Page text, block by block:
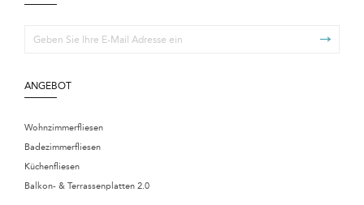
ANGEBOT
Wohnzimmerfliesen
Badezimmerfliesen
Küchenfliesen
Balkon- & Terrassenplatten 2.0